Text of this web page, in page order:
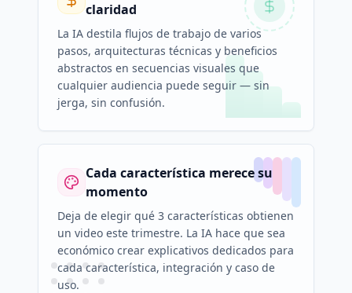
claridad
La IA destila flujos de trabajo de varios
pasos, arquitecturas técnicas y beneficios
abstractos en secuencias visuales que
cualquier audiencia puede seguir — sin
jerga, sin confusión.
Cada característica merece su
momento
Deja de elegir qué 3 características obtienen
un video este trimestre. La IA hace que sea
económico crear explicativos dedicados para
cada característica, integración y caso de
uso.